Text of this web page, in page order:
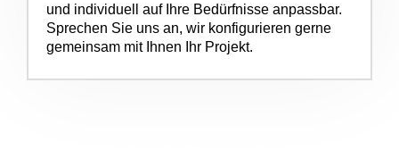
und individuell auf Ihre Bedürfnisse anpassbar.
Sprechen Sie uns an, wir konfigurieren gerne
gemeinsam mit Ihnen Ihr Projekt.